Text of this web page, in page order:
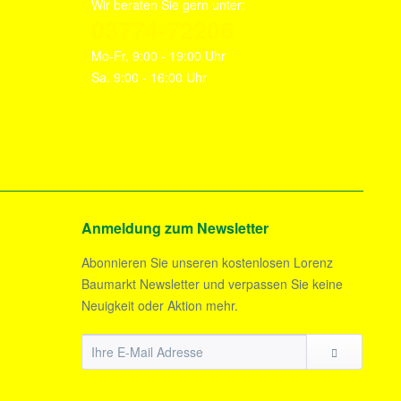
Wir beraten Sie gern unter:
Mo-Fr, 9:00 - 19:00 Uhr
Sa. 9:00 - 16:00 Uhr
Anmeldung zum Newsletter
Abonnieren Sie unseren kostenlosen Lorenz
Baumarkt Newsletter und verpassen Sie keine
Neuigkeit oder Aktion mehr.